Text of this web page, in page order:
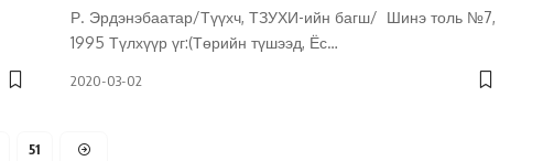
Р. Эрдэнэбаатар/Түүхч, ТЗУХИ-ийн багш/ Шинэ толь №7,
1995 Түлхүүр үг:(Төрийн түшээд, Ёс…
2020-03-02
51